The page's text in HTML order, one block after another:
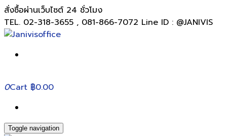
สั่งซื้อผ่านเว็บไซต์ 24 ชั่วโมง
TEL. 02-318-3655 , 081-866-7072 Line ID : @JANIVIS
0Cart ฿0.00
Toggle navigation